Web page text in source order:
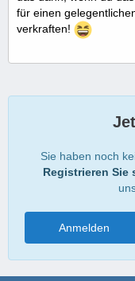
für einen
verkraften!
Sie haben noch
Registrieren Sie
Anmelden